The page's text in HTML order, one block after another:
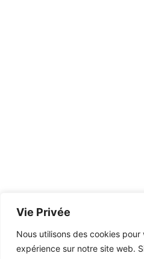
Vie Privée
Nous utilisons des cookies
expérience sur notre site web.